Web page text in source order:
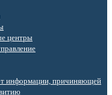
центры
информации, причиняющей